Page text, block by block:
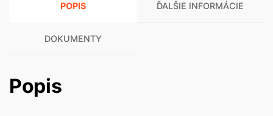
POPIS ĎALŠIE INFORMÁCIE
DOKUMENTY
Popis